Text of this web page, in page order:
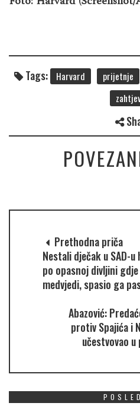
Tags: Harvard prijetnje
Prethodna priča
Nestali dječak u SAD-
po opasnoj divljini
medvjedi, spasio ga
Abazović:
protiv Spajića i
učestvovao